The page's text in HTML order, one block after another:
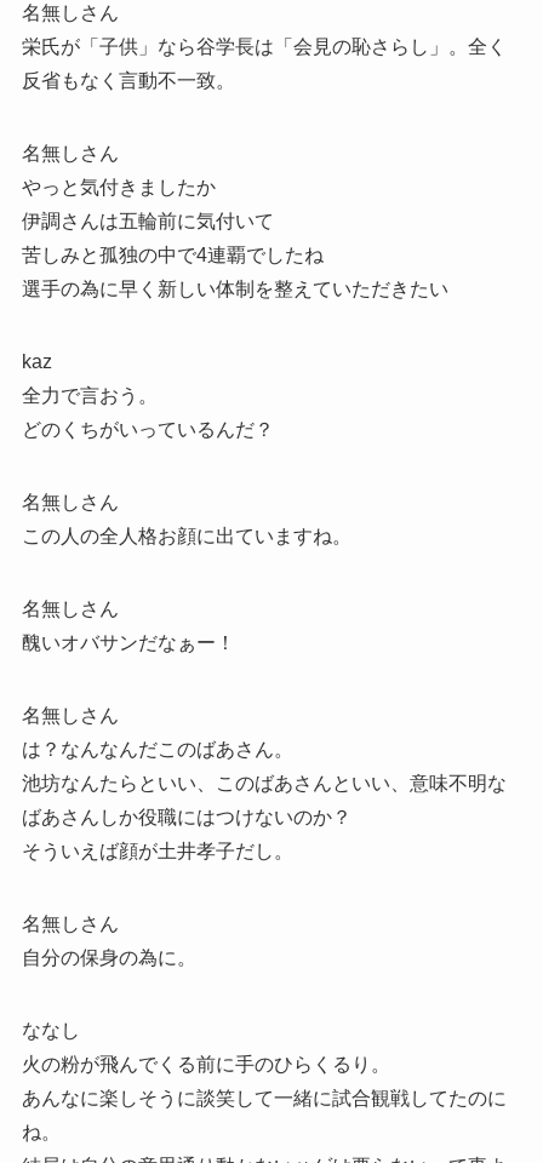
名無しさん
栄氏が「子供」なら谷学長は「会見の恥さらし」。全く
反省もなく言動不一致。
名無しさん
やっと気付きましたか
伊調さんは五輪前に気付いて
苦しみと孤独の中で4連覇でしたね
選手の為に早く新しい体制を整えていただきたい
kaz
全力で言おう。
どのくちがいっているんだ？
名無しさん
この人の全人格お顔に出ていますね。
名無しさん
醜いオバサンだなぁー！
名無しさん
は？なんなんだこのばあさん。
池坊なんたらといい、このばあさんといい、意味不明な
ばあさんしか役職にはつけないのか？
そういえば顔が土井孝子だし。
名無しさん
自分の保身の為に。
ななし
火の粉が飛んでくる前に手のひらくるり。
あんなに楽しそうに談笑して一緒に試合観戦してたのに
ね。